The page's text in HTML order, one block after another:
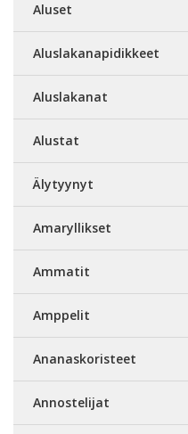
Aluset
Aluslakanapidikkeet
Aluslakanat
Alustat
Älytyynyt
Amaryllikset
Ammatit
Amppelit
Ananaskoristeet
Annostelijat